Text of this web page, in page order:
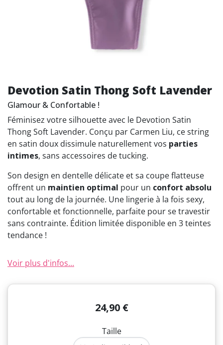
Devotion Satin Thong Soft Lavender
Glamour & Confortable !
Féminisez votre silhouette avec le Devotion Satin
Thong Soft Lavender. Conçu par Carmen Liu, ce string
en satin doux dissimule naturellement vos parties
intimes, sans accessoires de tucking.
Son design en dentelle délicate et sa coupe flatteuse
offrent un maintien optimal pour un confort absolu
tout au long de la journée. Une lingerie à la fois sexy,
confortable et fonctionnelle, parfaite pour se travestir
sans contrainte. Édition limitée disponible en 3 teintes
tendance !
Voir plus d'infos...
24,90 €
Taille